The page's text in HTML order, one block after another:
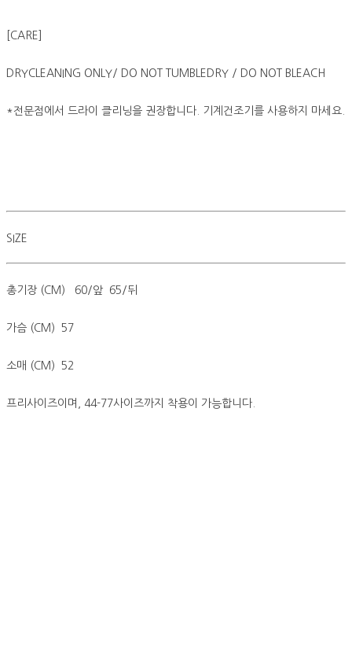
[CARE]
DRYCLEANING ONLY/ DO NOT TUMBLEDRY / DO NOT BLEACH
*전문점에서 드라이 클리닝을 권장합니다. 기계건조기를 사용하지 마세요.
SIZE
총기장 (CM) 60/앞 65/뒤
가슴 (CM) 57
소매 (CM) 52
프리사이즈이며, 44-77사이즈까지 착용이 가능합니다.